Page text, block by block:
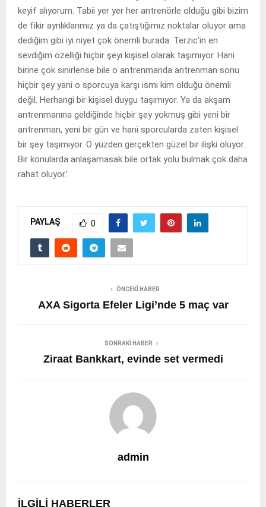
keyif alıyorum. Tabii yer yer her antrenörle olduğu gibi bizim
de fikir ayrılıklarımız ya da çatıştığımız noktalar oluyor ama
dediğim gibi iyi niyet çok önemli burada. Terzic’in en
sevdiğim özelliği hiçbir şeyi kişisel olarak taşımıyor. Hani
birine çok sinirlense bile o antrenmanda antrenman sonu
hiçbir şey yani o sporcuya karşı ismi kim olduğu önemli
değil. Herhangi bir kişisel duygu taşımıyor. Ya da akşam
antrenmanına geldiğinde hiçbir şey yokmuş gibi yeni bir
antrenman, yeni bir gün ve hani sporcularda zaten kişisel
bir şey taşımıyor. O yüzden gerçekten güzel bir ilişki oluyor.
Bir konularda anlaşamasak bile ortak yolu bulmak çok daha
rahat oluyor.’
PAYLAŞ 0
ÖNCEKI HABER
AXA Sigorta Efeler Ligi’nde 5 maç var
SONRAKI HABER
Ziraat Bankkart, evinde set vermedi
admin
İLGILI HABERLER